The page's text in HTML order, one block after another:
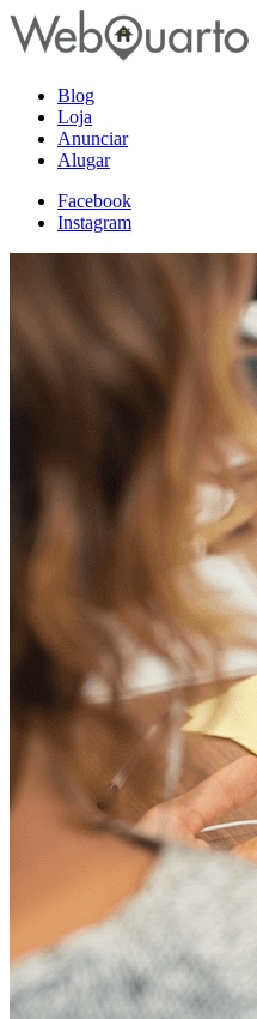
Blog
Loja
Anunciar
Alugar
Facebook
Instagram